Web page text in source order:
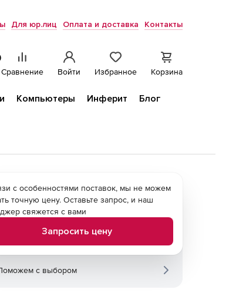
Для юр.лиц Оплата и доставка Контакты
Сравнение Войти Избранное Корзина
Компьютеры Инферит
Блог
с особенностями поставок, мы не можем
точную цену. Оставьте запрос, и наш
свяжется с вами
Запросить цену
с выбором